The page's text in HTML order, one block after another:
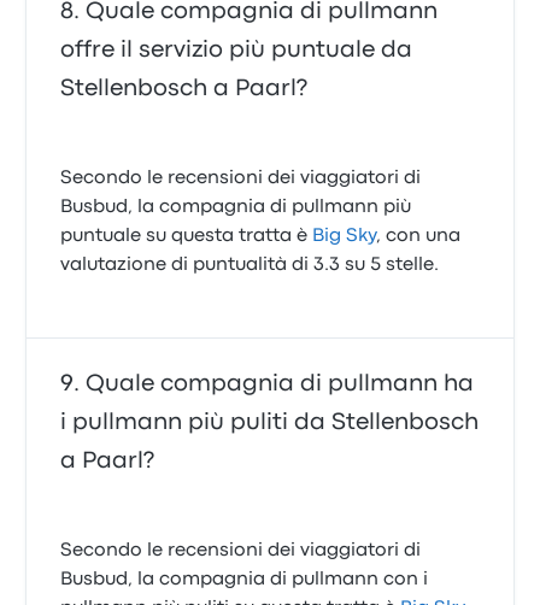
Quale compagnia di pullmann
offre il servizio più puntuale da
Stellenbosch a Paarl?
Secondo le recensioni dei viaggiatori di
Busbud, la compagnia di pullmann più
puntuale su questa tratta è Big Sky, con una
valutazione di puntualità di 3.3 su 5 stelle.
Quale compagnia di pullmann ha
i pullmann più puliti da Stellenbosch
a Paarl?
Secondo le recensioni dei viaggiatori di
Busbud, la compagnia di pullmann con i